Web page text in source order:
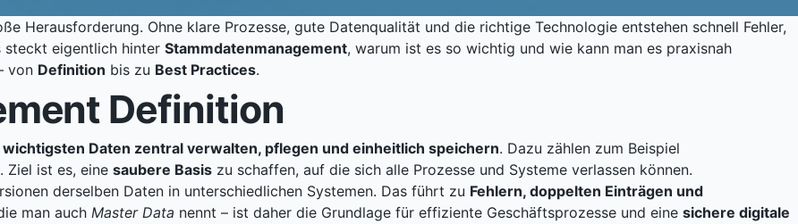
Herausforderung. Ohne klare Prozesse, gute Datenqualität und die richtige Technologie entstehen schnell Fehler,
steckt eigentlich hinter Stammdatenmanagement, warum ist es so wichtig und wie kann man es praxisnah
von Definition bis zu Best Practices.
Definition
wichtigsten Daten zentral verwalten, pflegen und einheitlich speichern. Dazu zählen zum Beispiel
Ziel ist es, eine saubere Basis zu schaffen, auf die sich alle Prozesse und Systeme verlassen können.
derselben Daten in unterschiedlichen Systemen. Das führt zu Fehlern, doppelten Einträgen und
man auch Master Data nennt – ist daher die Grundlage für effiziente Geschäftsprozesse und eine sichere digitale